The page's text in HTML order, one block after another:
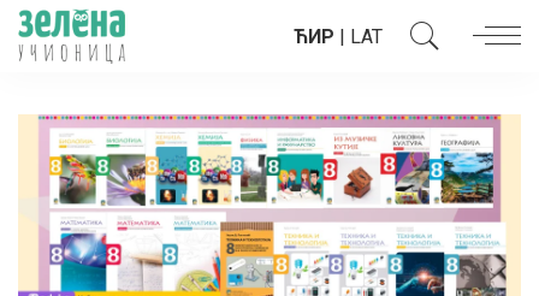
ЋИР | LAT